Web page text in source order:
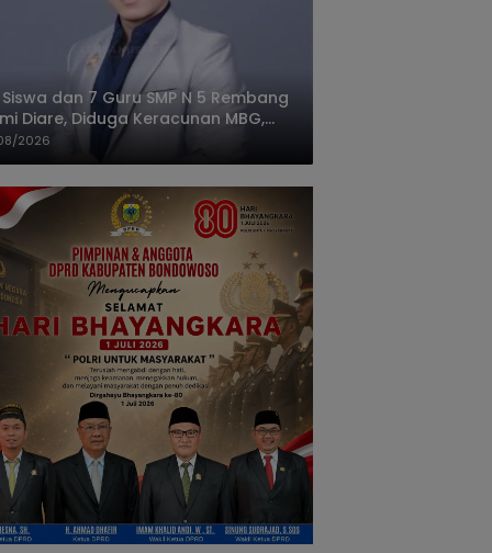
Siswa dan 7 Guru SMP N 5 Rembang
Diare, Diduga Keracunan MBG,
Harus Tanggung Jawab
2026